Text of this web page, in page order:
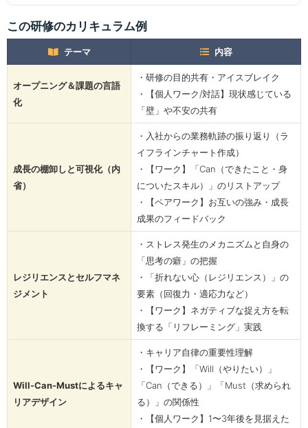
この研修のカリキュラム例
テーマ 内容
オープニング＆課題の言語
化
・研修の目的共有・アイスブレイク
・【個人ワーク/対話】現状感じている
「壁」や不安の共有
成長の棚卸しと可視化（内
省）
・入社からの業務軌跡の振り返り（ラ
イフラインチャート作成）
・【ワーク】「Can（できたこと・身
についたスキル）」のリストアップ
・【ペアワーク】お互いの強み・成長
成果のフィードバック
レジリエンスとセルフマネ
ジメント
・ストレス発生のメカニズムと自身の
「思考の癖」の把握
・「折れない心（レジリエンス）」の
要素（回復力・適応力など）
・【ワーク】ネガティブな捉え方を転
換する「リフレーミング」実践
Will-Can-Mustによるキャ
リアデザイン
・キャリア自律の重要性理解
・【ワーク】「Will（やりたい）」
「Can（できる）」「Must（求められ
る）」の関係性
・【個人ワーク】1〜3年後を見据えた